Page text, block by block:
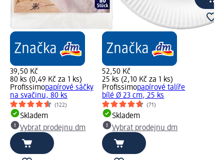
39,50 Kč
80 ks (0,49 Kč za 1 ks)
Profissimopapírové sáčky
na svačinu, 80 ks
(122)
Skladem
Vybrat prodejnu dm
52,50 Kč
25 ks (2,10 Kč za 1 ks)
Profissimopapírové talíře
bílé Ø 23 cm, 25 ks
(71)
Skladem
Vybrat prodejnu dm